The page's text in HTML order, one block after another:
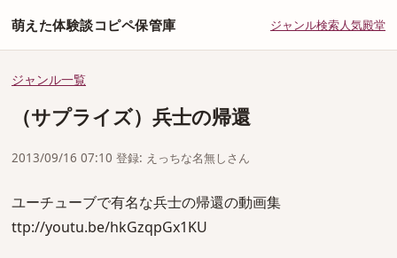
萌えた体験談コピペ保管庫 ジャンル検索人気殿堂
ジャンル一覧
（サプライズ）兵士の帰還
2013/09/16 07:10 登録: えっちな名無しさん
ユーチューブで有名な兵士の帰還の動画集
ttp://youtu.be/hkGzqpGx1KU